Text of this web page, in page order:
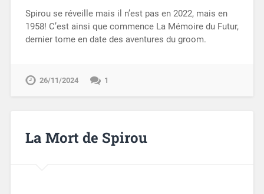
Spirou se réveille mais il n’est pas en 2022, mais en
1958! C’est ainsi que commence La Mémoire du Futur,
dernier tome en date des aventures du groom.
26/11/2024 1
La Mort de Spirou